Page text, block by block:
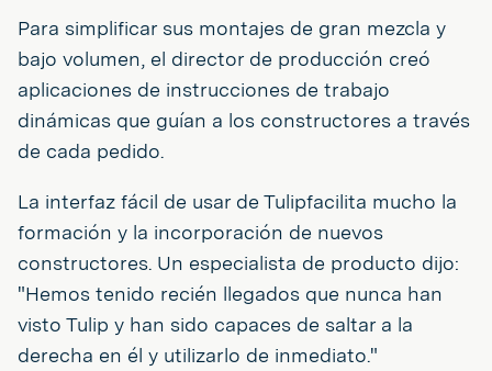
Para simplificar sus montajes de gran mezcla y
bajo volumen, el director de producción creó
aplicaciones de instrucciones de trabajo
dinámicas que guían a los constructores a través
de cada pedido.
La interfaz fácil de usar de Tulipfacilita mucho la
formación y la incorporación de nuevos
constructores. Un especialista de producto dijo:
"Hemos tenido recién llegados que nunca han
visto Tulip y han sido capaces de saltar a la
derecha en él y utilizarlo de inmediato."